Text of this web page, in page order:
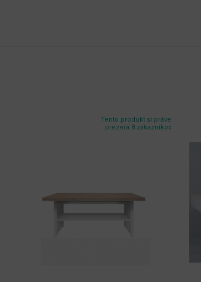
Tento produkt si práve
prezerá 8 zákazníkov